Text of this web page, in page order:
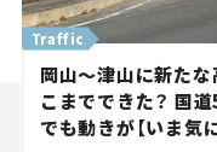
Traffic
岡山～津山に新たな
こまでできた？ 国
でも動きが【いま気